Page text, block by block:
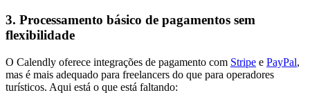
3. Processamento básico de pagamentos sem
flexibilidade
O Calendly oferece integrações de pagamento com Stripe e PayPal,
mas é mais adequado para freelancers do que para operadores
turísticos. Aqui está o que está faltando: